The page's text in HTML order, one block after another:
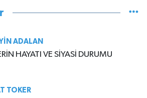
ADALAN
HAYATI VE SİYASİ DURUMU
TOKER